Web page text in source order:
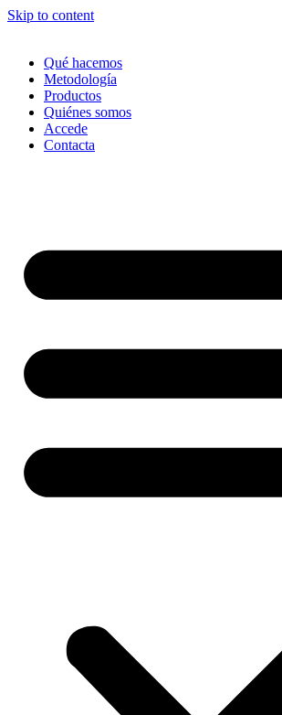
Skip to content
Qué hacemos
Metodología
Productos
Quiénes somos
Accede
Contacta